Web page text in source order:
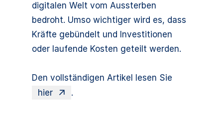
digitalen Welt vom Aussterben
bedroht. Umso wichtiger wird es, dass
Kräfte gebündelt und Investitionen
oder laufende Kosten geteilt werden.
Den vollständigen Artikel lesen Sie
hier
.